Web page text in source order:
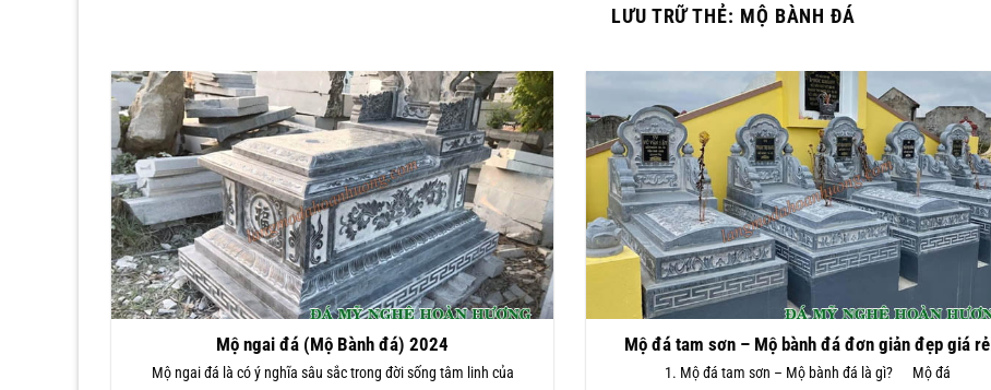
LƯU TRỮ THẺ: MỘ BÀNH ĐÁ
Mộ ngai đá (Mộ Bành đá) 2024
Mộ ngai đá là có ý nghĩa sâu sắc trong đời sống tâm linh của
Mộ đá tam sơn – Mộ bành đá đơn giản đẹp giá rẻ
1. Mộ đá tam sơn – Mộ bành đá là gì? Mộ đá